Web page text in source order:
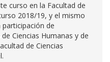
curso en la Facultad de
2018/19, y el mismo
de
Ciencias Humanas y de
de Ciencias